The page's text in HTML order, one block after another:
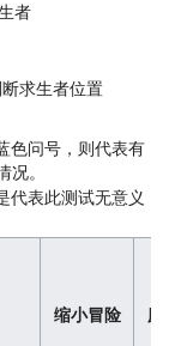
者
求生者位置
色问号，则代表有
况。
代表此测试无意义
缩小冒险 魔